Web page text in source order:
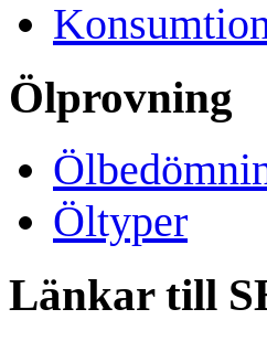
Ölprovning
Öltyper
Länkar till